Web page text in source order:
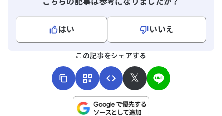
はい
いいえ
この記事をシェアする
𝕏